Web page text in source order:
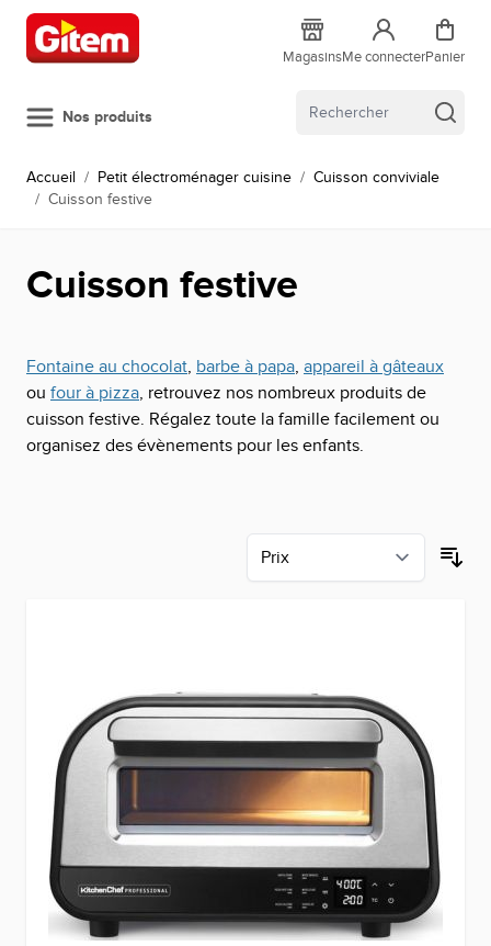
Allez au contenu
MagasinsMe connecterPanier
Nos produits
Accueil / Petit électroménager cuisine / Cuisson conviviale
/ Cuisson festive
Cuisson festive
Fontaine au chocolat, barbe à papa, appareil à gâteaux
ou four à pizza, retrouvez nos nombreux produits de
cuisson festive. Régalez toute la famille facilement ou
organisez des évènements pour les enfants.